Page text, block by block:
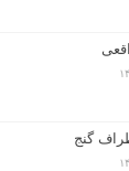
گنج